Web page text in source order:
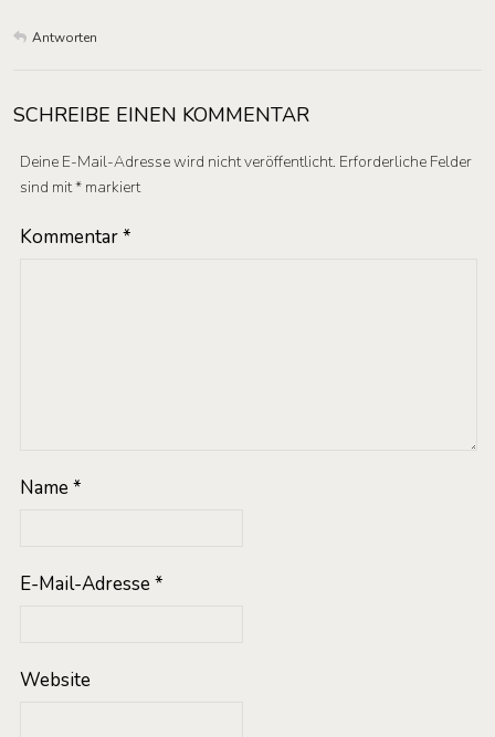
Antworten
SCHREIBE EINEN KOMMENTAR
Deine E-Mail-Adresse wird nicht veröffentlicht. Erforderliche Felder
sind mit* markiert
Kommentar*
Name*
E-Mail-Adresse*
Website